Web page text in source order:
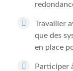
Travailler
que des
en place
Participer